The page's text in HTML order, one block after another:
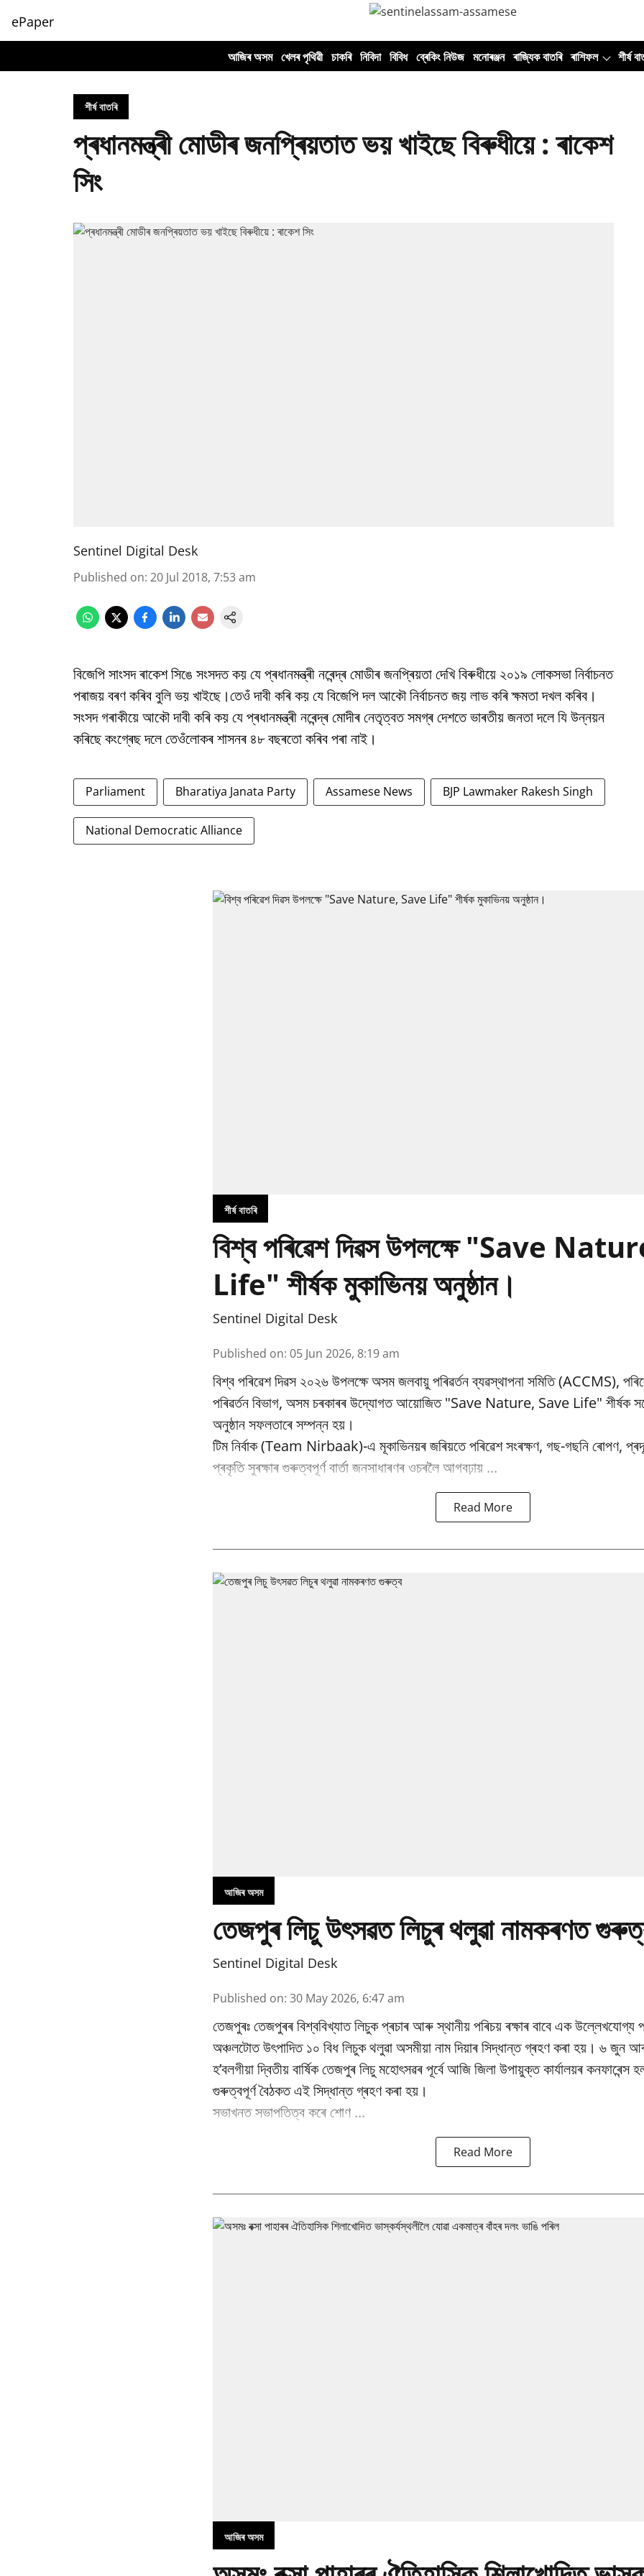
ePaper
আজিৰ অসম খেলৰ পৃথিৱী চাকৰি নিবিদা বিবিধ ব্ৰেকিং নিউজ মনোৰঞ্জন ৰাজ্যিক বাতৰি ৰাশিফল শীৰ্ষ
শীৰ্ষ বাতৰি
প্ৰধানমন্ত্ৰী মোডীৰ জনপ্ৰিয়তাত ভয় খাইছে বিৰুধীয়ে : ৰাকেশ
সিং
Sentinel Digital Desk
Published on: 20 Jul 2018, 7:53 am
বিজেপি সাংসদ ৰাকেশ সিঙে সংসদত কয় যে প্ৰধানমন্ত্ৰী নৰেন্দ্ৰ মোডীৰ জনপ্ৰিয়তা দেখি বিৰুধীয়ে ২০১৯ লোকসভা নিৰ্বাচনত
পৰাজয় বৰণ কৰিব বুলি ভয় খাইছে।তেওঁ দাবী কৰি কয় যে বিজেপি দল আকৌ নিৰ্বাচনত জয় লাভ কৰি ক্ষমতা দখল কৰিব।
সংসদ গৰাকীয়ে আকৌ দাবী কৰি কয় যে প্ৰধানমন্ত্ৰী নৰেন্দ্ৰ মোদীৰ নেতৃত্বত সমগ্ৰ দেশতে ভাৰতীয় জনতা দলে যি উন্নয়ন
কৰিছে কংগ্ৰেছ দলে তেওঁলোকৰ শাসনৰ ৪৮ বছৰতো কৰিব পৰা নাই।
Parliament Bharatiya Janata Party Assamese News BJP Lawmaker Rakesh Singh
National Democratic Alliance
শীৰ্ষ বাতৰি
বিশ্ব পৰিৱেশ দিৱস উপলক্ষে "Save
Life" শীৰ্ষক মুকাভিনয় অনুষ্ঠান।
Sentinel Digital Desk
Published on: 05 Jun 2026, 8:19 am
বিশ্ব পৰিৱেশ দিৱস ২০২৬ উপলক্ষে অসম জলবায়ু পৰিৱর্তন ব্যৱস্থাপনা সমিতি (ACCMS),
পৰিৱর্তন বিভাগ, অসম চৰকাৰৰ উদ্যোগত আয়োজিত "Save Nature, Save Life" শীৰ্ষক
অনুষ্ঠান সফলতাৰে সম্পন্ন হয়।
টিম নিৰ্বাক (Team Nirbaak)-এ মূকাভিনয়ৰ জৰিয়তে পৰিৱেশ সংৰক্ষণ, গছ-গছনি ৰোপণ,
প্ৰকৃতি সুৰক্ষাৰ গুৰুত্বপূৰ্ণ বাৰ্তা জনসাধাৰণৰ ওচৰলৈ আগবঢ়ায় ...
Read More
আজিৰ অসম
তেজপুৰ লিচু উৎসৱত লিচুৰ থলুৱা নামকৰণত
Sentinel Digital Desk
Published on: 30 May 2026, 6:47 am
তেজপুৰঃ তেজপুৰৰ বিশ্ববিখ্যাত লিচুক প্ৰচাৰ আৰু স্থানীয় পৰিচয় ৰক্ষাৰ বাবে এক উল্লেখযোগ্য
অঞ্চলটোত উৎপাদিত ১০ বিধ লিচুক থলুৱা অসমীয়া নাম দিয়াৰ সিদ্ধান্ত গ্ৰহণ কৰা হয়। ৬ জুন
হ’বলগীয়া দ্বিতীয় বাৰ্ষিক তেজপুৰ লিচু মহোৎসৱৰ পূৰ্বে আজি জিলা উপায়ুক্ত কাৰ্যালয়ৰ
গুৰুত্বপূৰ্ণ বৈঠকত এই সিদ্ধান্ত গ্ৰহণ কৰা হয়।
সভাখনত সভাপতিত্ব কৰে শোণ ...
Read More
আজিৰ অসম